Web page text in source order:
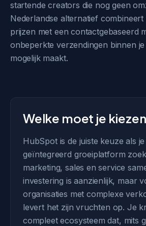
startende creators die nog geen
Nederlandse alternatief
prijzen met een contactgebaseerd
onbeperkte verzendingen binnen
mogelijk maakt.
Welke moet je
HubSpot is de juiste keuze als
geïntegreerd groeiplatform
marketing, sales en service
investering is aanzienlijk, maar
organisaties met complexe
levert het zijn vruchten op. Je
compleet ecosysteem dat, mits